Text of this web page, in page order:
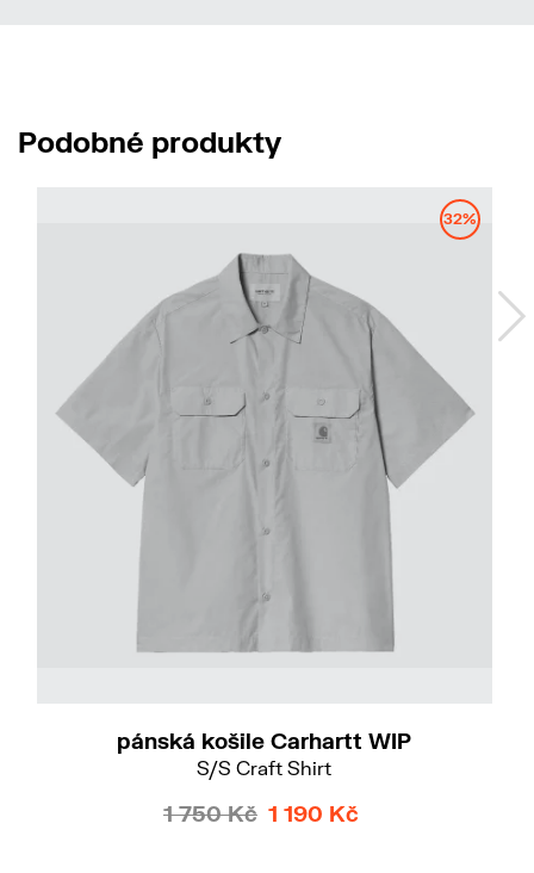
Podobné produkty
32%
pánská košile Carhartt WIP
S/S Craft Shirt
1 750 Kč 1 190 Kč